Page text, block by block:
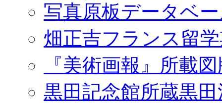
写真原板データベ
畑正吉フランス留
『美術画報』所載
黒田記念館所蔵黒